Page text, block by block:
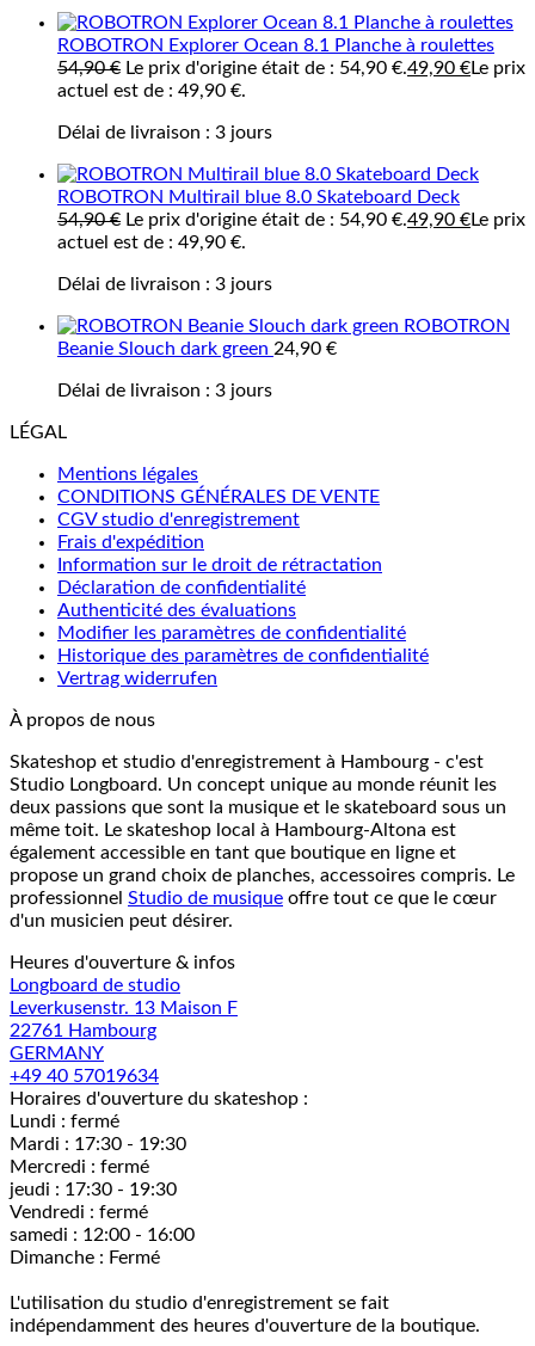
ROBOTRON Explorer Ocean 8.1 Planche à roulettes
54,90€ Le prix d'origine était de : 54,90 €.49,90 €Le prix
actuel est de : 49,90 €.
Délai de livraison : 3 jours
ROBOTRON Multirail blue 8.0 Skateboard Deck
54,90€ Le prix d'origine était de : 54,90 €.49,90 €Le prix
actuel est de : 49,90 €.
Délai de livraison : 3 jours
ROBOTRON
Beanie Slouch dark green 24,90 €
Délai de livraison : 3 jours
LÉGAL
Mentions légales
CONDITIONS GÉNÉRALES DE VENTE
CGV studio d'enregistrement
Frais d'expédition
Information sur le droit de rétractation
Déclaration de confidentialité
Authenticité des évaluations
Modifier les paramètres de confidentialité
Historique des paramètres de confidentialité
Vertrag widerrufen
À propos de nous
Skateshop et studio d'enregistrement à Hambourg - c'est
Studio Longboard. Un concept unique au monde réunit les
deux passions que sont la musique et le skateboard sous un
même toit. Le skateshop local à Hambourg-Altona est
également accessible en tant que boutique en ligne et
propose un grand choix de planches, accessoires compris. Le
professionnel Studio de musique offre tout ce que le cœur
d'un musicien peut désirer.
Heures d'ouverture & infos
Longboard de studio
Leverkusenstr. 13 Maison F
22761 Hambourg
GERMANY
+49 40 57019634
Horaires d'ouverture du skateshop :
Lundi : fermé
Mardi : 17:30 - 19:30
Mercredi : fermé
jeudi : 17:30 - 19:30
Vendredi : fermé
samedi : 12:00 - 16:00
Dimanche : Fermé
L'utilisation du studio d'enregistrement se fait
indépendamment des heures d'ouverture de la boutique.